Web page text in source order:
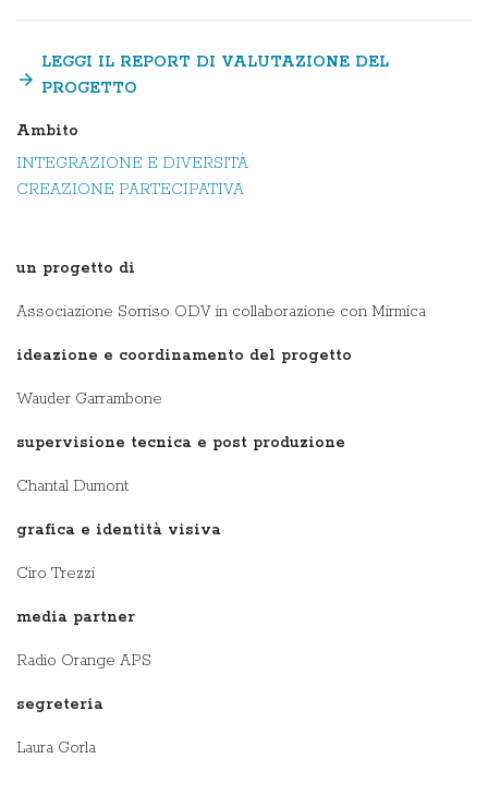
LEGGI IL REPORT DI VALUTAZIONE DEL
PROGETTO
arrow_forward
Ambito
INTEGRAZIONE E DIVERSITÀ
CREAZIONE PARTECIPATIVA
un progetto di
Associazione Sorriso ODV in collaborazione con Mirmica
ideazione e coordinamento del progetto
Wauder Garrambone
supervisione tecnica e post produzione
Chantal Dumont
grafica e identità visiva
Ciro Trezzi
media partner
Radio Orange APS
segreteria
Laura Gorla